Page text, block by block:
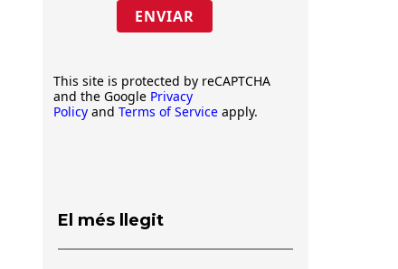
ENVIAR
This site is protected by reCAPTCHA
and the Google Privacy
Policy and Terms of Service apply.
El més llegit